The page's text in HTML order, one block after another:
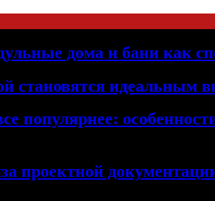
дома и бани как
становятся идеальным
популярнее:
проектной